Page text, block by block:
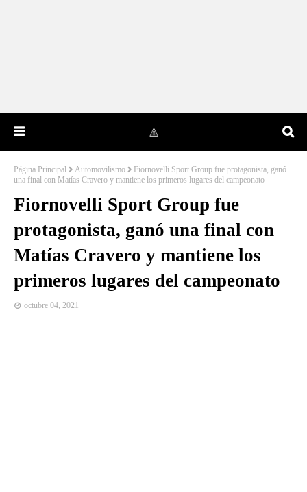
Página Principal Automovilismo
Fiornovelli Sport Group fue protagonista, ganó
una final con Matías Cravero y mantiene los primeros lugares del campeonato
Fiornovelli Sport Group fue
protagonista, ganó una final con
Matías Cravero y mantiene los
primeros lugares del campeonato
octubre 04, 2021